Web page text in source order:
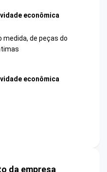
econômica
medida, de peças do
econômica
da empresa